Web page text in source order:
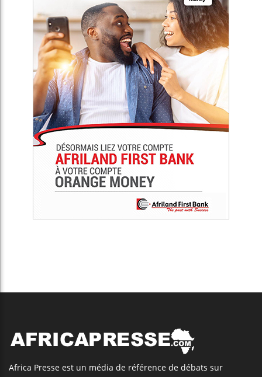
Africa Presse est un média de référence de débats sur